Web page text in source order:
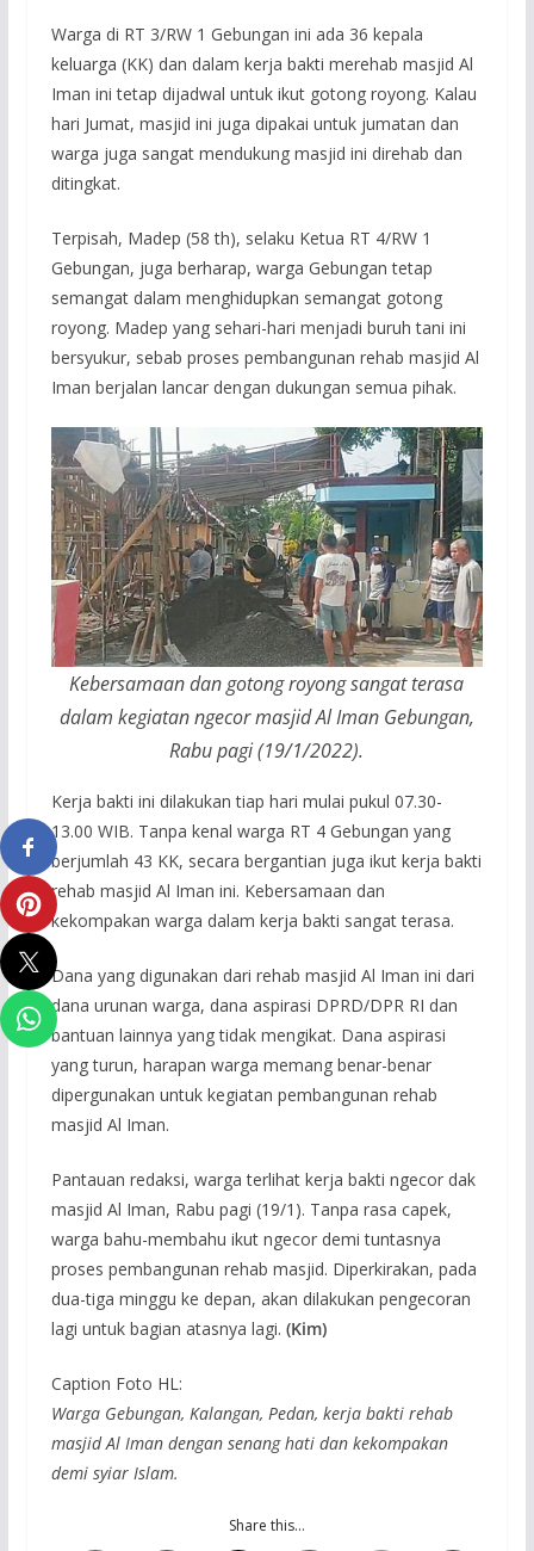
Warga di RT 3/RW 1 Gebungan ini ada 36 kepala
keluarga (KK) dan dalam kerja bakti merehab masjid Al
Iman ini tetap dijadwal untuk ikut gotong royong. Kalau
hari Jumat, masjid ini juga dipakai untuk jumatan dan
warga juga sangat mendukung masjid ini direhab dan
ditingkat.
Terpisah, Madep (58 th), selaku Ketua RT 4/RW 1
Gebungan, juga berharap, warga Gebungan tetap
semangat dalam menghidupkan semangat gotong
royong. Madep yang sehari-hari menjadi buruh tani ini
bersyukur, sebab proses pembangunan rehab masjid Al
Iman berjalan lancar dengan dukungan semua pihak.
Kebersamaan dan gotong royong sangat terasa
dalam kegiatan ngecor masjid Al Iman Gebungan,
Rabu pagi (19/1/2022).
Kerja bakti ini dilakukan tiap hari mulai pukul 07.30-
13.00 WIB. Tanpa kenal warga RT 4 Gebungan yang
berjumlah 43 KK, secara bergantian juga ikut kerja bakti
rehab masjid Al Iman ini. Kebersamaan dan
kekompakan warga dalam kerja bakti sangat terasa.
Dana yang digunakan dari rehab masjid Al Iman ini dari
dana urunan warga, dana aspirasi DPRD/DPR RI dan
bantuan lainnya yang tidak mengikat. Dana aspirasi
yang turun, harapan warga memang benar-benar
dipergunakan untuk kegiatan pembangunan rehab
masjid Al Iman.
Pantauan redaksi, warga terlihat kerja bakti ngecor dak
masjid Al Iman, Rabu pagi (19/1). Tanpa rasa capek,
warga bahu-membahu ikut ngecor demi tuntasnya
proses pembangunan rehab masjid. Diperkirakan, pada
dua-tiga minggu ke depan, akan dilakukan pengecoran
lagi untuk bagian atasnya lagi. (Kim)
Caption Foto HL:
Warga Gebungan, Kalangan, Pedan, kerja bakti rehab
masjid Al Iman dengan senang hati dan kekompakan
demi syiar Islam.
Share this…